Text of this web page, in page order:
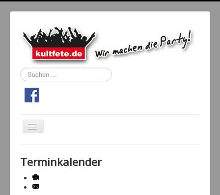
Suchen
...
Navigation
an/aus
Events
Kultfeten
Terminkalender